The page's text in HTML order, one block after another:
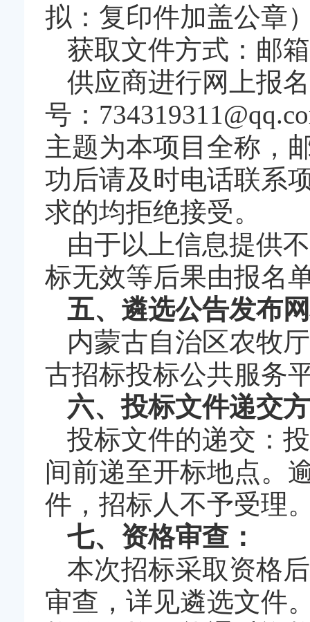
拟：复印件加盖公章
获取文件方式：邮
供应商进行网上报
号：
主题为本项目全称，
功后请及时电话联系
求的均拒绝接受。
由于以上信息提供
标无效等后果由报名
五、遴选公告发布
内蒙古自治区农牧
古招标投标公共服务
六、投标文件递交
投标文件的递交：
间前递至开标地点。
件，招标人不予受理
七、资格审查：
本次招标采取资格
审查，详见遴选文件